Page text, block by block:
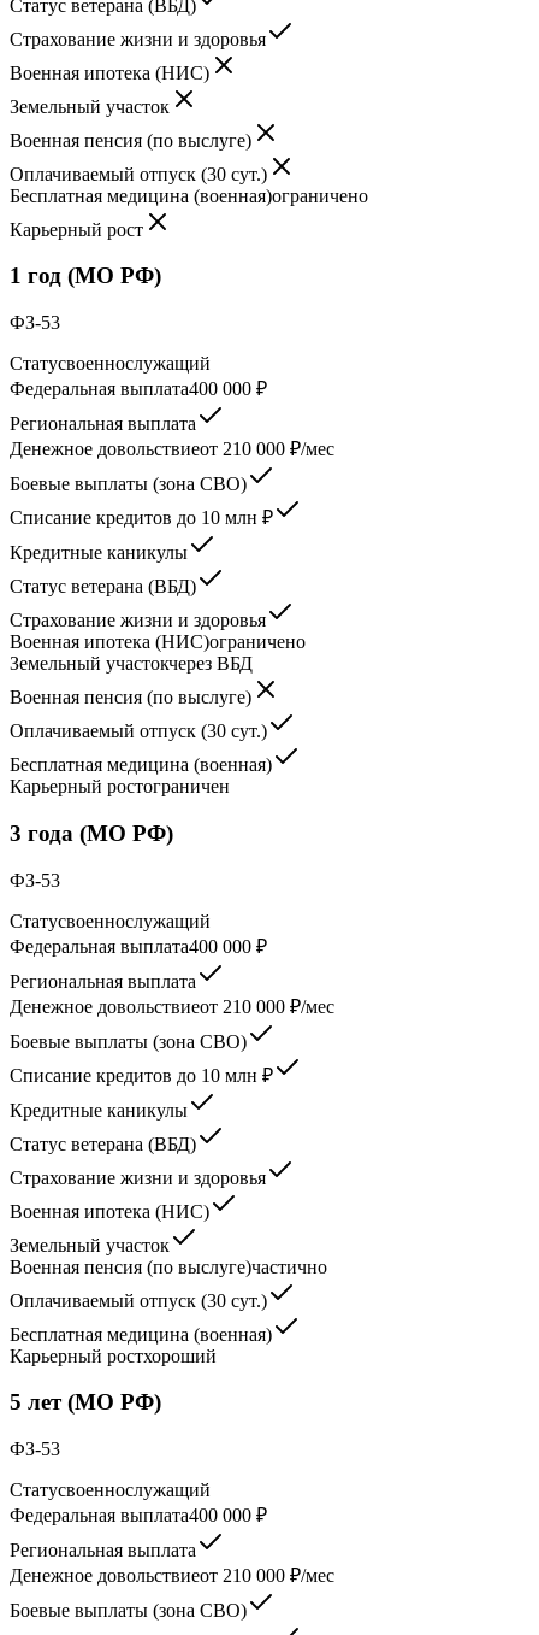
Статус ветерана (ВБД)
Страхование жизни и здоровья
Военная ипотека (НИС)
Земельный участок
Военная пенсия (по выслуге)
Оплачиваемый отпуск (30 сут.)
Бесплатная медицина (военная)ограничено
Карьерный рост
1 год (МО РФ)
ФЗ-53
Статусвоеннослужащий
Федеральная выплата400 000 ₽
Региональная выплата
Денежное довольствиеот 210 000 ₽/мес
Боевые выплаты (зона СВО)
Списание кредитов до 10 млн ₽
Кредитные каникулы
Статус ветерана (ВБД)
Страхование жизни и здоровья
Военная ипотека (НИС)ограничено
Земельный участокчерез ВБД
Военная пенсия (по выслуге)
Оплачиваемый отпуск (30 сут.)
Бесплатная медицина (военная)
Карьерный ростограничен
3 года (МО РФ)
ФЗ-53
Статусвоеннослужащий
Федеральная выплата400 000 ₽
Региональная выплата
Денежное довольствиеот 210 000 ₽/мес
Боевые выплаты (зона СВО)
Списание кредитов до 10 млн ₽
Кредитные каникулы
Статус ветерана (ВБД)
Страхование жизни и здоровья
Военная ипотека (НИС)
Земельный участок
Военная пенсия (по выслуге)частично
Оплачиваемый отпуск (30 сут.)
Бесплатная медицина (военная)
Карьерный ростхороший
5 лет (МО РФ)
ФЗ-53
Статусвоеннослужащий
Федеральная выплата400 000 ₽
Региональная выплата
Денежное довольствиеот 210 000 ₽/мес
Боевые выплаты (зона СВО)